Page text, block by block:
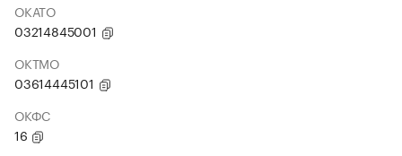
ОКАТО
03214845001
ОКТМО
03614445101
ОКФС
16